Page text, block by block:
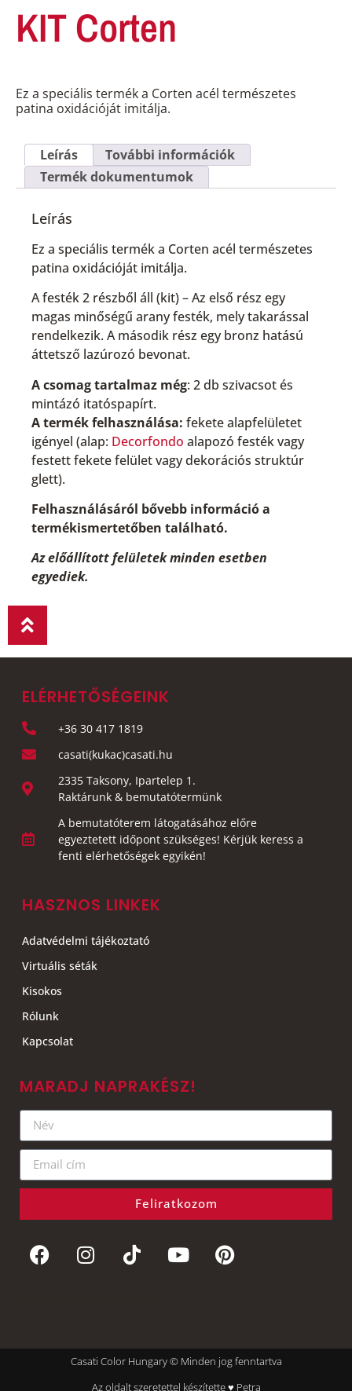
KIT Corten
Ez a speciális termék a Corten acél természetes
patina oxidációját imitálja.
Leírás
További információk
Termék dokumentumok
Leírás
Ez a speciális termék a Corten acél természetes
patina oxidációját imitálja.
A festék 2 részből áll (kit) – Az első rész egy
magas minőségű arany festék, mely takarással
rendelkezik. A második rész egy bronz hatású
áttetsző lazúrozó bevonat.
A csomag tartalmaz még: 2 db szivacsot és
mintázó itatóspapírt.
A termék felhasználása: fekete alapfelületet
igényel (alap: Decorfondo alapozó festék vagy
festett fekete felület vagy dekorációs struktúr
glett).
Felhasználásáról bővebb információ a
termékismertetőben található.
Az előállított felületek minden esetben
egyediek.
ELÉRHETŐSÉGEINK
+36 30 417 1819
casati(kukac)casati.hu
2335 Taksony, Ipartelep 1.
Raktárunk & bemutatótermünk
A bemutatóterem látogatásához előre
egyeztetett időpont szükséges! Kérjük keress a
fenti elérhetőségek egyikén!
HASZNOS LINKEK
Adatvédelmi tájékoztató
Virtuális séták
Kisokos
Rólunk
Kapcsolat
MARADJ NAPRAKÉSZ!
Feliratkozom
Casati Color Hungary © Minden jog fenntartva
Az oldalt szeretettel készítette ♥ Petra